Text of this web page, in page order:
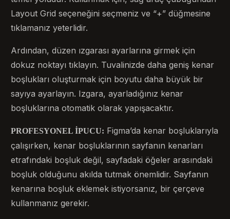
Layout Grid seçeneğini seçmeniz ve “+” düğmesine
tıklamanız yeterlidir.
Ardından, düzen ızgarası ayarlarına girmek için
dokuz noktayı tıklayın. Tuvalinizde daha geniş kenar
boşlukları oluşturmak için boyutu daha büyük bir
sayıya ayarlayın. Izgara, ayarladığınız kenar
boşluklarına otomatik olarak yapışacaktır.
PROFESYONEL İPUCU: Figma’da kenar boşluklarıyla
çalışırken, kenar boşluklarının sayfanın kenarları
etrafındaki boşluk değil, sayfadaki öğeler arasındaki
boşluk olduğunu akılda tutmak önemlidir. Sayfanın
kenarına boşluk eklemek istiyorsanız, bir çerçeve
kullanmanız gerekir.